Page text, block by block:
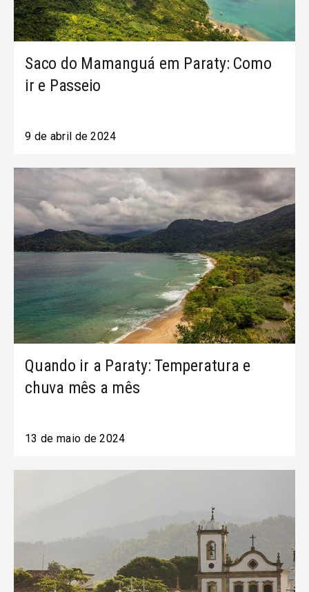
Saco do Mamanguá em Paraty: Como
ir e Passeio
9 de abril de 2024
Quando ir a Paraty: Temperatura e
chuva mês a mês
13 de maio de 2024